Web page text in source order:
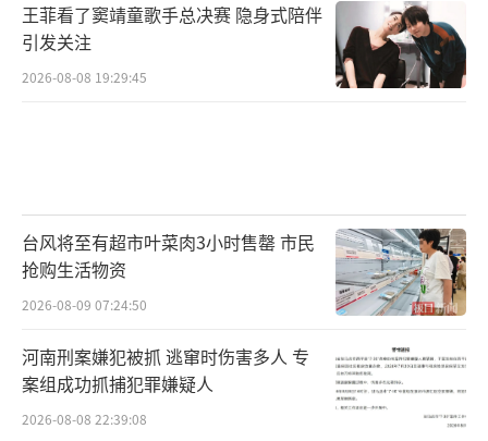
王菲看了窦靖童歌手总决赛 隐身式陪伴
引发关注
2026-08-08 19:29:45
台风将至有超市叶菜肉3小时售罄 市民
抢购生活物资
2026-08-09 07:24:50
河南刑案嫌犯被抓 逃窜时伤害多人 专
案组成功抓捕犯罪嫌疑人
2026-08-08 22:39:08